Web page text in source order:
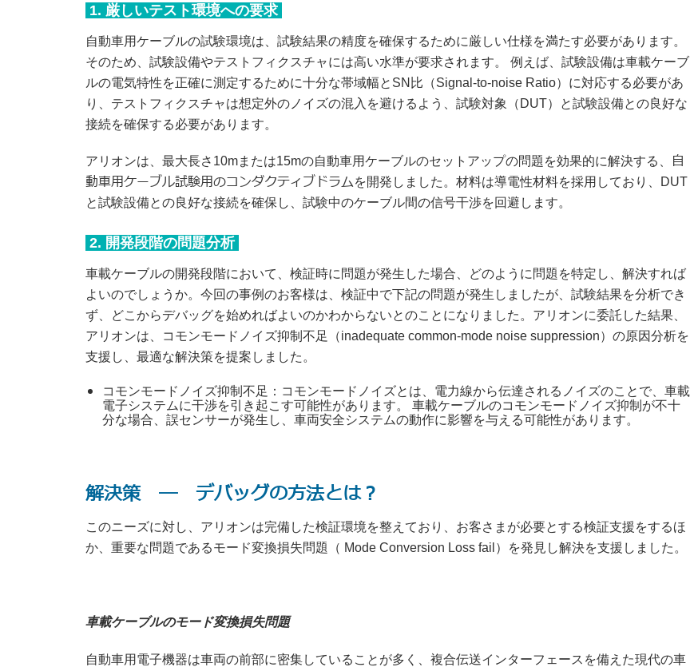
1. 厳しいテスト環境への要求
自動車用ケーブルの試験環境は、試験結果の精度を確保するために厳しい仕様を満たす必要があります。
そのため、試験設備やテストフィクスチャには高い水準が要求されます。 例えば、試験設備は車載ケーブ
ルの電気特性を正確に測定するために十分な帯域幅とSN比（Signal-to-noise Ratio）に対応する必要があ
り、テストフィクスチャは想定外のノイズの混入を避けるよう、試験対象（DUT）と試験設備との良好な
接続を確保する必要があります。
アリオンは、最大長さ10mまたは15mの自動車用ケーブルのセットアップの問題を効果的に解決する、
自
動車用ケーブル試験用のコンダクティブドラムを開発しました。材料は導電性材料を採用しており、DUT
と試験設備との良好な接続を確保し、試験中のケーブル間の信号干渉を回避します。
2. 開発段階の問題分析
車載ケーブルの開発段階において、検証時に問題が発生した場合、どのように問題を特定し、解決すれば
よいのでしょうか。今回の事例のお客様は、検証中で下記の問題が発生しましたが、試験結果を分析でき
ず、どこからデバッグを始めればよいのかわからないとのことになりました。アリオンに委託した結果、
アリオンは、コモンモードノイズ抑制不足（inadequate common-mode noise suppression）の原因分析を
支援し、最適な解決策を提案しました。
コモンモードノイズ抑制不足：コモンモードノイズとは、電力線から伝達されるノイズのことで、車載
電子システムに干渉を引き起こす可能性があります。 車載ケーブルのコモンモードノイズ抑制が不十
分な場合、誤センサーが発生し、車両安全システムの動作に影響を与える可能性があります。
解決策 ― デバッグの方法とは？
このニーズに対し、アリオンは完備した検証環境を整えており、お客さまが必要とする検証支援をするほ
か、重要な問題であるモード変換損失問題（ Mode Conversion Loss fail）を発見し解決を支援しました。
車載ケーブルのモード変換損失問題
自動車用電子機器は車両の前部に密集していることが多く、複合伝送インターフェースを備えた現代の車